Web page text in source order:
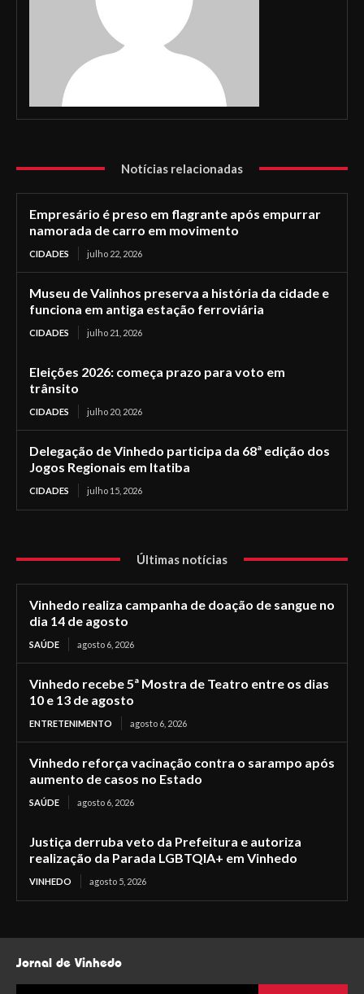
Notícias relacionadas
Empresário é preso em flagrante após empurrar
namorada de carro em movimento
CIDADES julho 22, 2026
Museu de Valinhos preserva a história da cidade e
funciona em antiga estação ferroviária
CIDADES julho 21, 2026
Eleições 2026: começa prazo para voto em
trânsito
CIDADES julho 20, 2026
Delegação de Vinhedo participa da 68ª edição dos
Jogos Regionais em Itatiba
CIDADES julho 15, 2026
Últimas notícias
Vinhedo realiza campanha de doação de sangue no
dia 14 de agosto
SAÚDE agosto 6, 2026
Vinhedo recebe 5ª Mostra de Teatro entre os dias
10 e 13 de agosto
ENTRETENIMENTO agosto 6, 2026
Vinhedo reforça vacinação contra o sarampo após
aumento de casos no Estado
SAÚDE agosto 6, 2026
Justiça derruba veto da Prefeitura e autoriza
realização da Parada LGBTQIA+ em Vinhedo
VINHEDO agosto 5, 2026
Jornal de Vinhedo